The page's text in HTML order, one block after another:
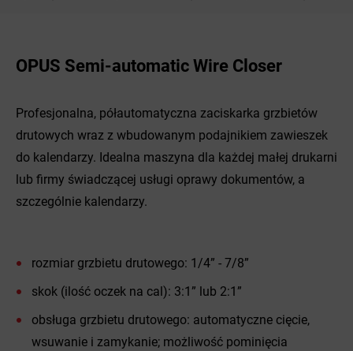
OPUS Semi-automatic Wire Closer
Profesjonalna, półautomatyczna zaciskarka grzbietów
drutowych wraz z wbudowanym podajnikiem zawieszek
do kalendarzy. Idealna maszyna dla każdej małej drukarni
lub firmy świadczącej usługi oprawy dokumentów, a
szczególnie kalendarzy.
rozmiar grzbietu drutowego: 1/4” - 7/8”
skok (ilość oczek na cal): 3:1” lub 2:1”
obsługa grzbietu drutowego: automatyczne cięcie,
wsuwanie i zamykanie; możliwość pominięcia